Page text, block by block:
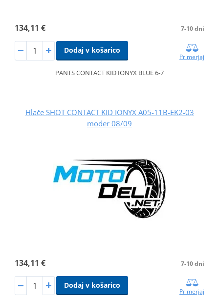
134,11 € 7-10 dni
Dodaj v košarico
Primerjaj
PANTS CONTACT KID IONYX BLUE 6-7
Hlače SHOT CONTACT KID IONYX A05-11B-EK2-03
moder 08/09
134,11 € 7-10 dni
Dodaj v košarico
Primerjaj